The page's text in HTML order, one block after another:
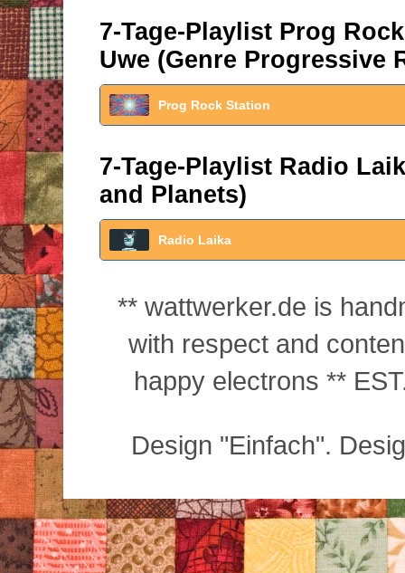
7-Tage-Playlist Prog
Uwe (Genre Progressive
Prog Rock Station
7-Tage-Playlist Radio
and Planets)
Radio Laika
** wattwerker.de is
with respect and
happy electrons **
Design "Einfach".